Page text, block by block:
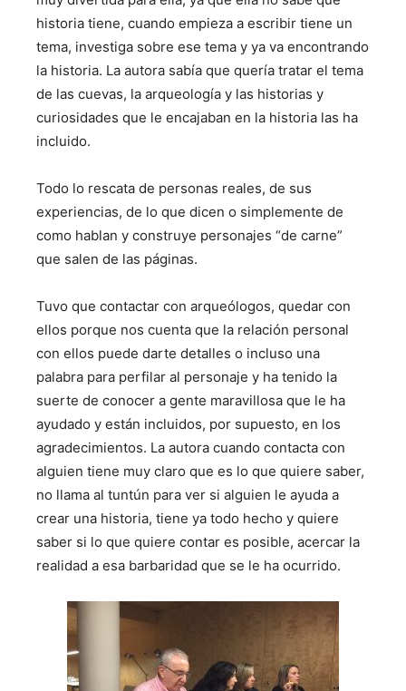
historia tiene, cuando empieza a escribir tiene un
tema, investiga sobre ese tema y ya va encontrando
la historia. La autora sabía que quería tratar el tema
de las cuevas, la arqueología y las historias y
curiosidades que le encajaban en la historia las ha
incluido.
Todo lo rescata de personas reales, de sus
experiencias, de lo que dicen o simplemente de
como hablan y construye personajes “de carne”
que salen de las páginas.
Tuvo que contactar con arqueólogos, quedar con
ellos porque nos cuenta que la relación personal
con ellos puede darte detalles o incluso una
palabra para perfilar al personaje y ha tenido la
suerte de conocer a gente maravillosa que le ha
ayudado y están incluidos, por supuesto, en los
agradecimientos. La autora cuando contacta con
alguien tiene muy claro que es lo que quiere saber,
no llama al tuntún para ver si alguien le ayuda a
crear una historia, tiene ya todo hecho y quiere
saber si lo que quiere contar es posible, acercar la
realidad a esa barbaridad que se le ha ocurrido.